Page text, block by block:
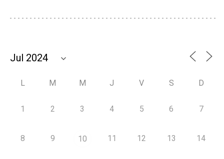
L M M J V S D
1 2 3 4 5 6 7
8 9 10 11 12 13 14